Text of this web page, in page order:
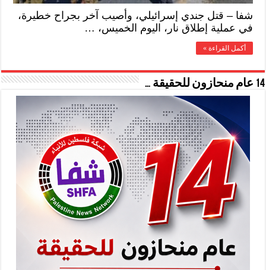
شفا – قتل جندي إسرائيلي، وأصيب آخر بجراح خطيرة،
في عملية إطلاق نار، اليوم الخميس، …
أكمل القراءة »
14 عام منحازون للحقيقة …